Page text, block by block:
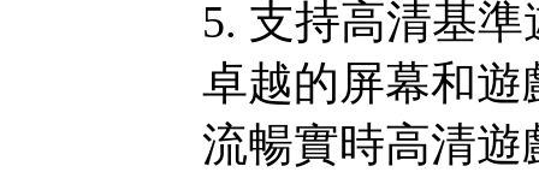
5. 支持高清基
卓越的屏幕和遊
流暢實時高清